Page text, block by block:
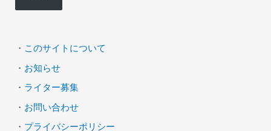
ド
ス・ このサイトについて
・ お知らせ
・ ライター募集
・ お問い合わせ
・ プライバシーポリシー